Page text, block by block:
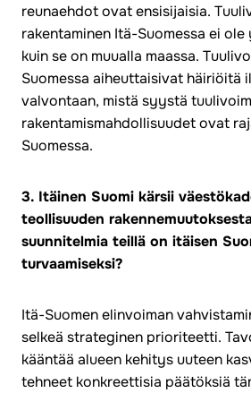
reunaehdot ovat ensisijaisia.
rakentaminen Itä-Suomessa ei
kuin se on muualla maassa.
Suomessa aiheuttaisivat häiriöitä
valvontaan, mistä syystä
rakentamismahdollisuudet ovat
Suomessa.
3. Itäinen Suomi kärsii
teollisuuden
suunnitelmia teillä on itäisen
turvaamiseksi?
Itä-Suomen elinvoiman
selkeä strateginen prioriteetti.
kääntää alueen kehitys uuteen
tehneet konkreettisia päätöksiä